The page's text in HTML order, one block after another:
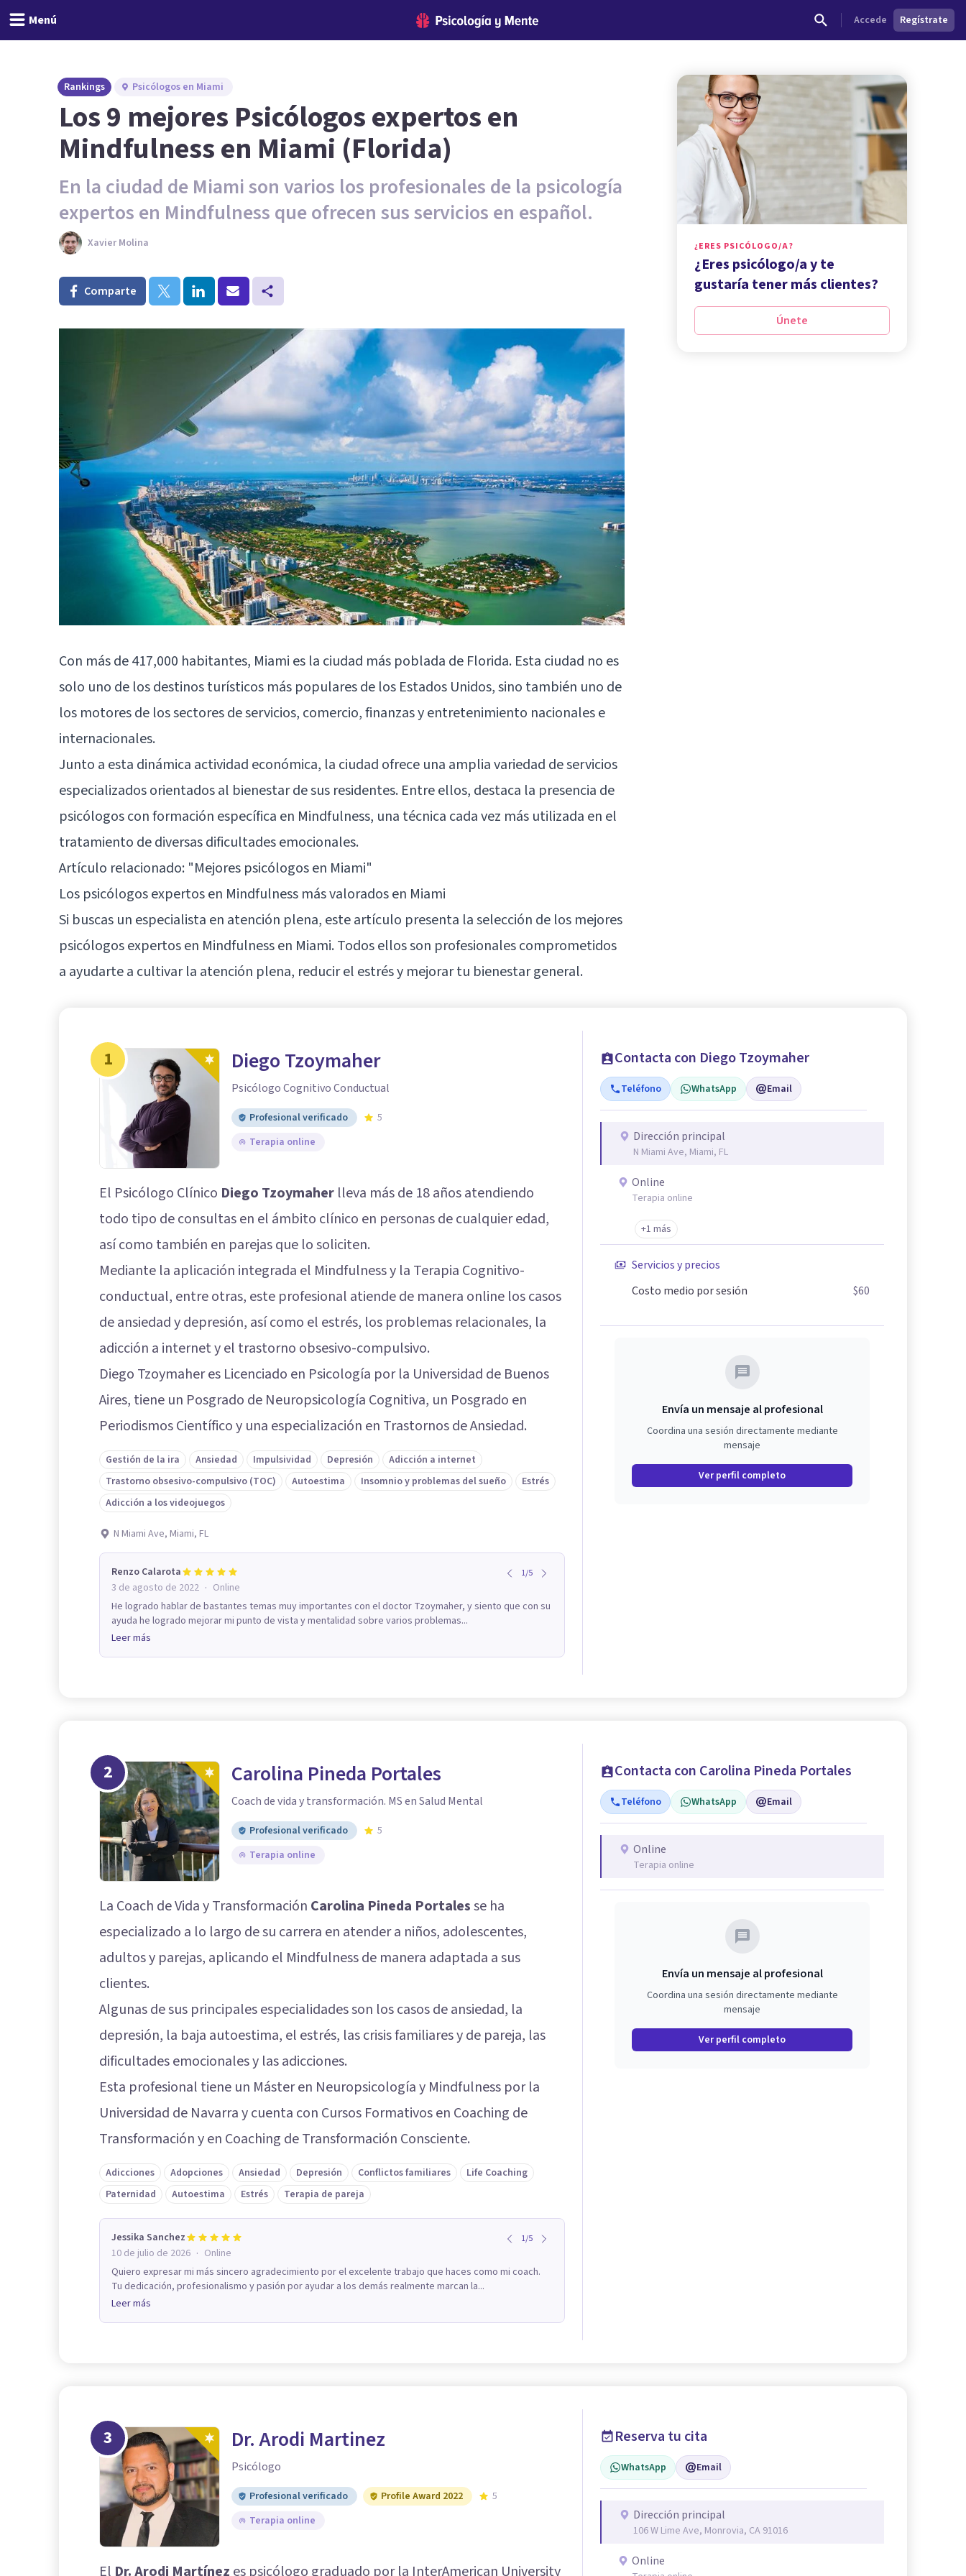
Menú Accede Regístrate
Rankings Psicólogos en Miami
Los 9 mejores Psicólogos expertos en
Mindfulness en Miami (Florida)
En la ciudad de Miami son varios los profesionales de la psicología
expertos en Mindfulness que ofrecen sus servicios en español.
Xavier Molina
Comparte
Con más de 417,000 habitantes, Miami es la ciudad más poblada de Florida. Esta ciudad no es
solo uno de los destinos turísticos más populares de los Estados Unidos, sino también uno de
los motores de los sectores de servicios, comercio, finanzas y entretenimiento nacionales e
internacionales.
Junto a esta dinámica actividad económica, la ciudad ofrece una amplia variedad de servicios
especializados orientados al bienestar de sus residentes. Entre ellos, destaca la presencia de
psicólogos con formación específica en Mindfulness, una técnica cada vez más utilizada en el
tratamiento de diversas dificultades emocionales.
Artículo relacionado: "Mejores psicólogos en Miami"
Los psicólogos expertos en Mindfulness más valorados en Miami
Si buscas un especialista en atención plena, este artículo presenta la selección de los mejores
psicólogos expertos en Mindfulness en Miami. Todos ellos son profesionales comprometidos
a ayudarte a cultivar la atención plena, reducir el estrés y mejorar tu bienestar general.
¿ERES PSICÓLOGO/A?
¿Eres psicólogo/a y te
gustaría tener más clientes?
Únete
1 Diego Tzoymaher
Psicólogo Cognitivo Conductual
Profesional verificado
5
Terapia online
El Psicólogo Clínico Diego Tzoymaher lleva más de 18 años atendiendo
todo tipo de consultas en el ámbito clínico en personas de cualquier edad,
así como también en parejas que lo soliciten.
Mediante la aplicación integrada el Mindfulness y la Terapia Cognitivo-
conductual, entre otras, este profesional atiende de manera online los casos
de ansiedad y depresión, así como el estrés, los problemas relacionales, la
adicción a internet y el trastorno obsesivo-compulsivo.
Diego Tzoymaher es Licenciado en Psicología por la Universidad de Buenos
Aires, tiene un Posgrado de Neuropsicología Cognitiva, un Posgrado en
Periodismos Científico y una especialización en Trastornos de Ansiedad.
Gestión de la ira Ansiedad Impulsividad Depresión
Adicción a internet
Trastorno obsesivo-compulsivo (TOC)
Autoestima Insomnio y problemas del sueño
Estrés
Adicción a los videojuegos
N Miami Ave, Miami, FL
Renzo Calarota 1/5
3 de agosto de 2022 · Online
He logrado hablar de bastantes temas muy importantes con el doctor Tzoymaher, y siento que con su
ayuda he logrado mejorar mi punto de vista y mentalidad sobre varios problemas...
Leer más
Contacta con Diego Tzoymaher
Teléfono WhatsApp Email
Dirección principal
N Miami Ave, Miami, FL
Online
Terapia online
+1 más
Servicios y precios
Costo medio por sesión
$60
Envía un mensaje al profesional
Coordina una sesión directamente mediante
mensaje
Ver perfil completo
2 Carolina Pineda Portales
Coach de vida y transformación. MS en Salud Mental
Profesional verificado
5
Terapia online
La Coach de Vida y Transformación Carolina Pineda Portalesse ha
especializado a lo largo de su carrera en atender a niños, adolescentes,
adultos y parejas, aplicando el Mindfulness de manera adaptada a sus
clientes.
Algunas de sus principales especialidades son los casos de ansiedad, la
depresión, la baja autoestima, el estrés, las crisis familiares y de pareja, las
dificultades emocionales y las adicciones.
Esta profesional tiene un Máster en Neuropsicología y Mindfulness por la
Universidad de Navarra y cuenta con Cursos Formativos en Coaching de
Transformación y en Coaching de Transformación Consciente.
Adicciones Adopciones Ansiedad Depresión Conflictos familiares
Life Coaching
Paternidad
Autoestima Estrés Terapia de pareja
Jessika Sanchez 1/5
10 de julio de 2026 · Online
Quiero expresar mi más sincero agradecimiento por el excelente trabajo que haces como mi coach.
Tu dedicación, profesionalismo y pasión por ayudar a los demás realmente marcan la...
Leer más
Contacta con Carolina Pineda Portales
Teléfono WhatsApp Email
Online
Terapia online
Envía un mensaje al profesional
Coordina una sesión directamente mediante
mensaje
Ver perfil completo
3 Dr. Arodi Martinez
Psicólogo
Profesional verificado Profile Award 2022
5
Terapia online
El Dr. Arodi Martínez es psicólogo graduado por la InterAmerican University
Reserva tu cita
WhatsApp Email
Dirección principal
106 W Lime Ave, Monrovia, CA 91016
Online